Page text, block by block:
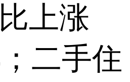
上涨
二手住